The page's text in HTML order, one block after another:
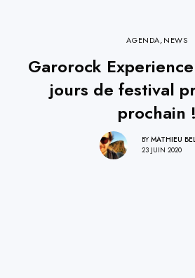
AGENDA,NEWS
Garorock
jours de festival
prochain !
BY MATHIEU
23 JUIN 2020